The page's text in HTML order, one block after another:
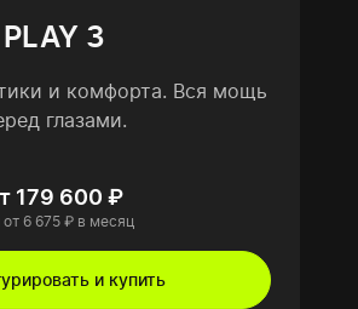
PLAY 3
и комфорта. Вся мощь
глазами.
179 600 ₽
от 6 675 ₽ в месяц
и купить